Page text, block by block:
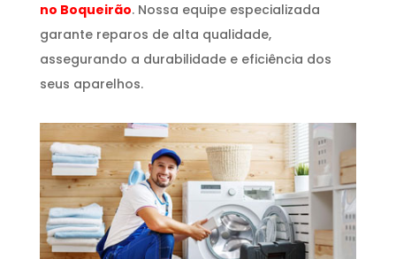
no Boqueirão. Nossa equipe especializada
garante reparos de alta qualidade,
assegurando a durabilidade e eficiência dos
seus aparelhos.